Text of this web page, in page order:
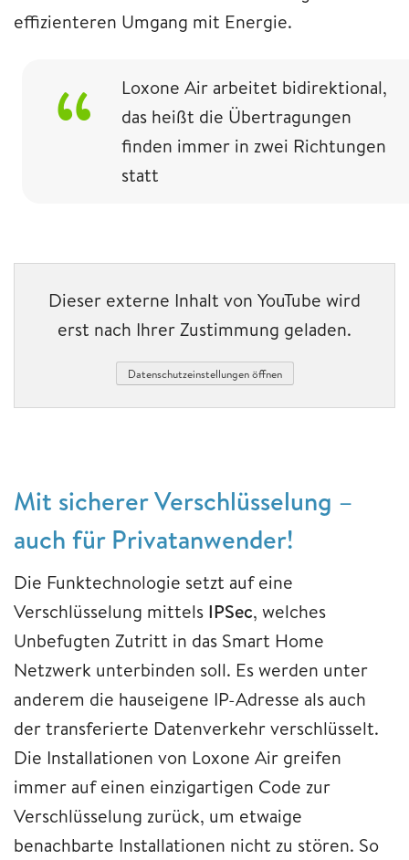
effizienteren Umgang mit Energie.
Loxone Air arbeitet bidirektional,
das heißt die Übertragungen
finden immer in zwei Richtungen
statt
Dieser externe Inhalt von YouTube wird
erst nach Ihrer Zustimmung geladen.
Datenschutzeinstellungen öffnen
Mit sicherer Verschlüsselung –
auch für Privatanwender!
Die Funktechnologie setzt auf eine
Verschlüsselung mittels IPSec, welches
Unbefugten Zutritt in das Smart Home
Netzwerk unterbinden soll. Es werden unter
anderem die hauseigene IP-Adresse als auch
der transferierte Datenverkehr verschlüsselt.
Die Installationen von Loxone Air greifen
immer auf einen einzigartigen Code zur
Verschlüsselung zurück, um etwaige
benachbarte Installationen nicht zu stören. So